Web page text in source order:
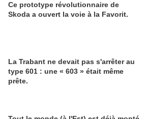
Ce prototype révolutionnaire de
Skoda a ouvert la voie à la Favorit.
La Trabant ne devait pas s'arrêter au
type 601 : une « 603 » était même
prête.